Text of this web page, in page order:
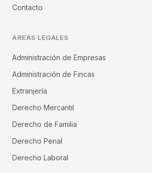
Contacto
AREAS LEGALES
Administración de Empresas
Administración de Fincas
Extranjería
Derecho Mercantil
Derecho de Familia
Derecho Penal
Derecho Laboral